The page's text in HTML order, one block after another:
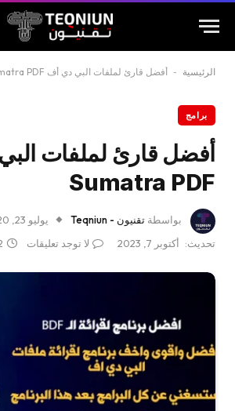
الرئيسية - أفضل قارئ لملفات البي دي أف Sumatra PDF
برامج
أفضل قارئ لملفات
Sumatra PDF
بواسطة تقنيون - Teqniun يوليو 23, 2020
تحديث:
أكتوبر 7, 2023 لا توجد تعليقات 2